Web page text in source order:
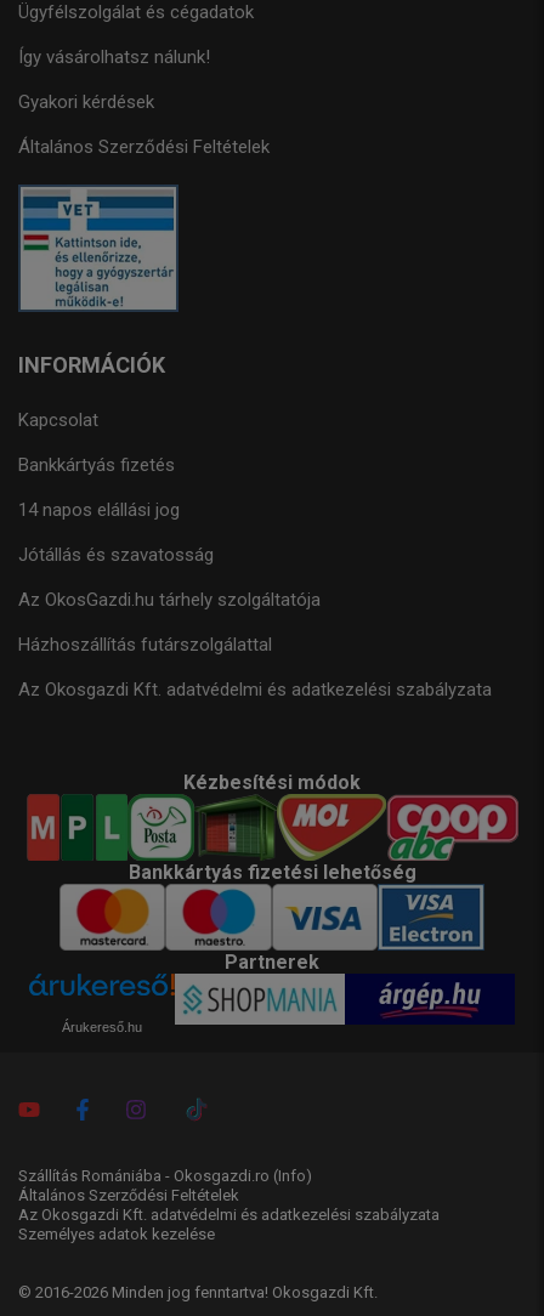
Ügyfélszolgálat és cégadatok
Így vásárolhatsz nálunk!
Gyakori kérdések
Általános Szerződési Feltételek
INFORMÁCIÓK
Kapcsolat
Bankkártyás fizetés
14 napos elállási jog
Jótállás és szavatosság
Az OkosGazdi.hu tárhely szolgáltatója
Házhoszállítás futárszolgálattal
Az Okosgazdi Kft. adatvédelmi és adatkezelési szabályzata
Kézbesítési módok
Bankkártyás fizetési lehetőség
Partnerek
Árukereső.hu
Szállítás Romániába - Okosgazdi.ro (Info)
Általános Szerződési Feltételek
Az Okosgazdi Kft. adatvédelmi és adatkezelési szabályzata
Személyes adatok kezelése
© 2016-2026 Minden jog fenntartva! Okosgazdi Kft.